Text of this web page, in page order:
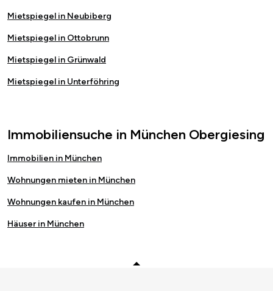
Mietspiegel in Neubiberg
Mietspiegel in Ottobrunn
Mietspiegel in Grünwald
Mietspiegel in Unterföhring
Immobiliensuche in München Obergiesing
Immobilien in München
Wohnungen mieten in München
Wohnungen kaufen in München
Häuser in München